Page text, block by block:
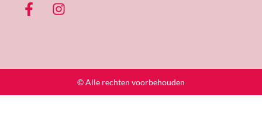
© Alle rechten voorbehouden